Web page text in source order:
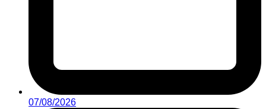
07/08/2026